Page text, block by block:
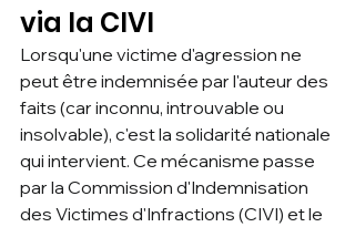
via la CIVI
Lorsqu'une victime d'agression ne
peut être indemnisée par l'auteur des
faits (car inconnu, introuvable ou
insolvable), c'est la solidarité nationale
qui intervient. Ce mécanisme passe
par la Commission d'Indemnisation
des Victimes d'Infractions (CIVI) et le